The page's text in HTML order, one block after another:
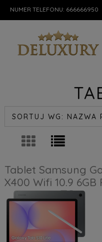
NUMER TELEFONU: 666666950
SORTUJ WG: NAZWA
Tablet Samsung
X400 Wifi 10.9 6GB